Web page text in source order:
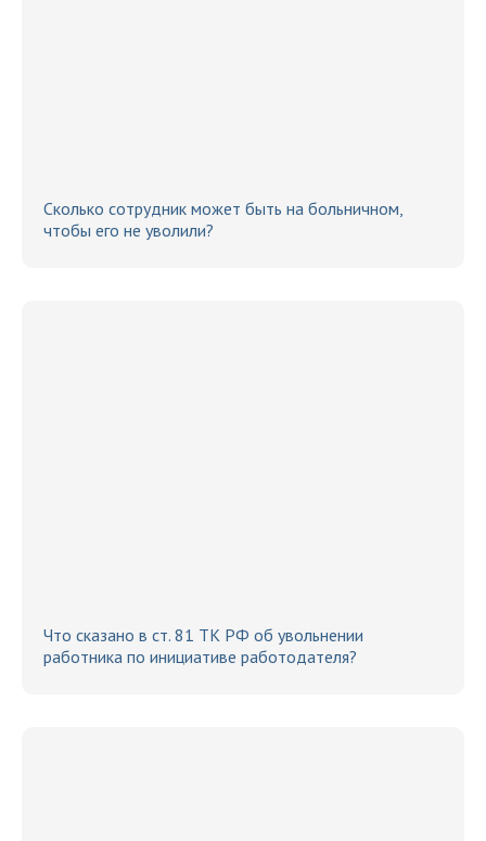
Сколько сотрудник может быть на больничном,
чтобы его не уволили?
Что сказано в ст. 81 ТК РФ об увольнении
работника по инициативе работодателя?